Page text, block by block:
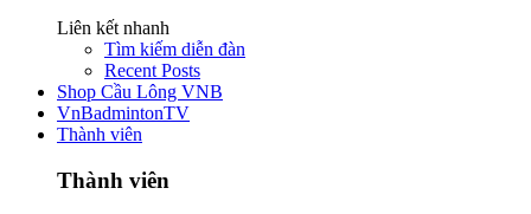
Liên kết nhanh
Tìm kiếm diễn đàn
Recent Posts
Shop Cầu Lông VNB
VnBadmintonTV
Thành viên
Thành viên